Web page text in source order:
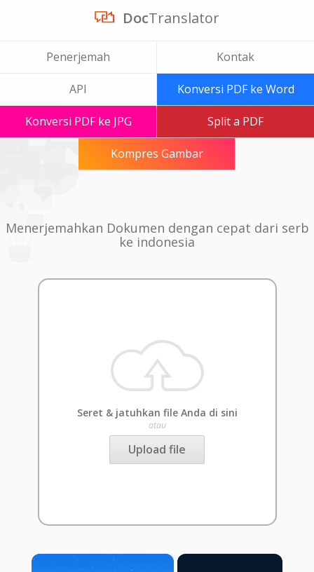
DocTranslator
Penerjemah Kontak
API Konversi PDF ke Word
Konversi PDF ke JPG Split a PDF
Kompres Gambar
Menerjemahkan Dokumen dengan cepat dari serb
ke indonesia
Seret & jatuhkan file Anda di sini
atau
Upload file
×